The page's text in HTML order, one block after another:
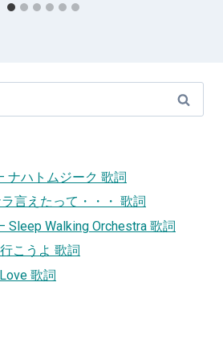
ナハトムジーク 歌詞
言えたって・・・ 歌詞
Sleep Walking Orchestra 歌詞
こうよ 歌詞
歌詞